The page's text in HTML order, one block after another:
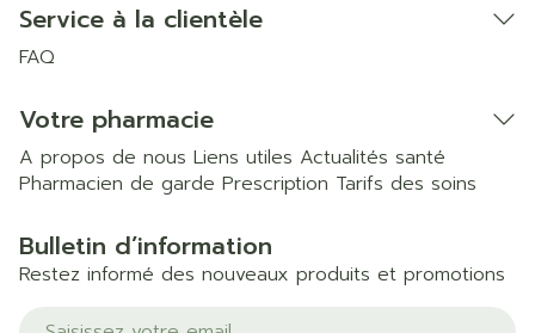
Service à la clientèle
FAQ
Votre pharmacie
A propos de nous Liens utiles Actualités santé
Pharmacien de garde Prescription Tarifs des soins
Bulletin d’information
Restez informé des nouveaux produits et promotions
Adresse mail